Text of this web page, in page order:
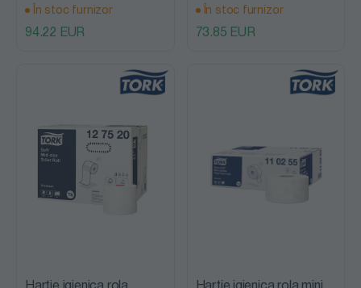
În stoc furnizor
94.22 EUR
În stoc furnizor
73.85 EUR